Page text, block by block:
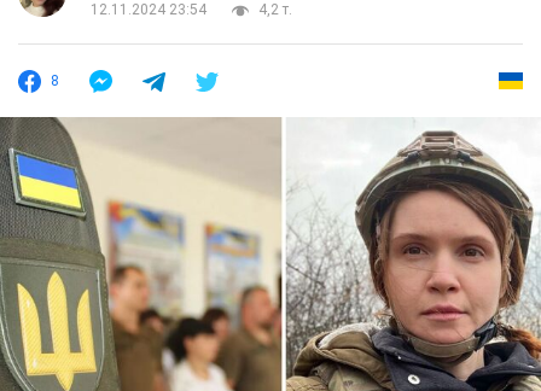
12.11.2024 23:54
4,2 т.
8